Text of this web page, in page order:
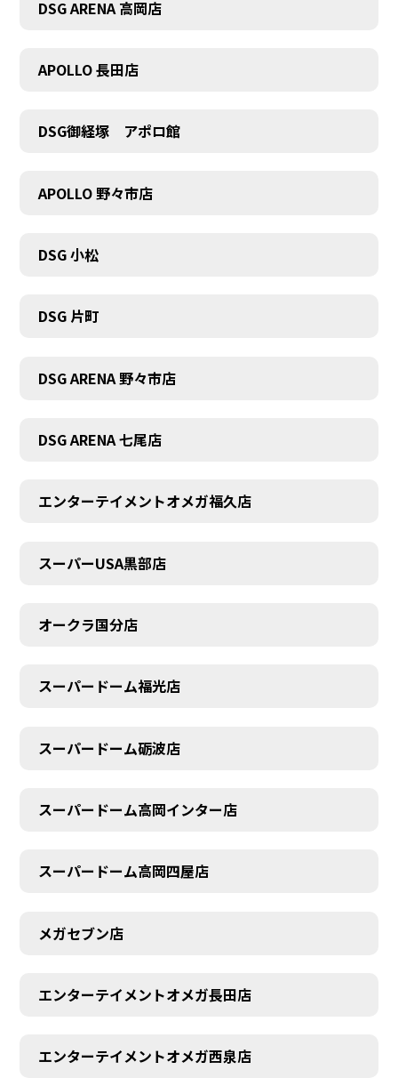
DSG ARENA 高岡店
APOLLO 長田店
DSG御経塚 アポロ館
APOLLO 野々市店
DSG 小松
DSG 片町
DSG ARENA 野々市店
DSG ARENA 七尾店
エンターテイメントオメガ福久店
スーパーUSA黒部店
オークラ国分店
スーパードーム福光店
スーパードーム砺波店
スーパードーム高岡インター店
スーパードーム高岡四屋店
メガセブン店
エンターテイメントオメガ長田店
エンターテイメントオメガ西泉店